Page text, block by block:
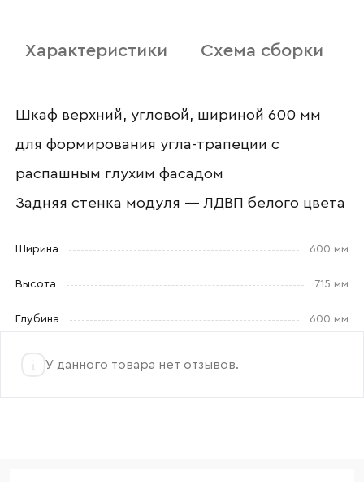
Характеристики Схема сборки
Шкаф верхний, угловой, шириной 600 мм
для формирования угла-трапеции с
распашным глухим фасадом
Задняя стенка модуля — ЛДВП белого цвета
Ширина 600 мм
Высота 715 мм
Глубина 600 мм
У данного товара нет отзывов.
Отправить
и обработкой данных.